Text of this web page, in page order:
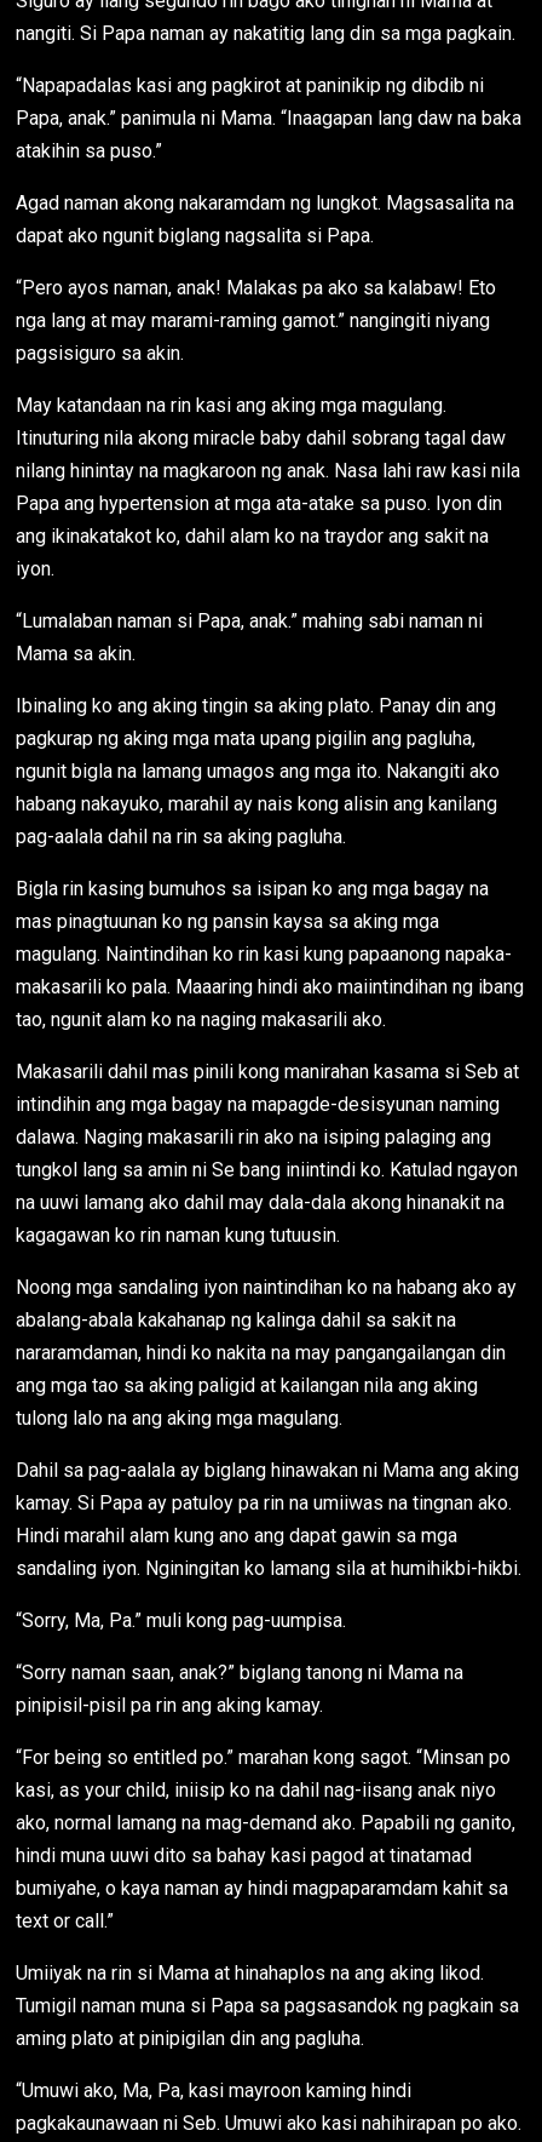
nangiti. Si Papa naman ay nakatitig lang din sa mga pagkain.
“Napapadalas kasi ang pagkirot at paninikip ng dibdib ni
Papa, anak.” panimula ni Mama. “Inaagapan lang daw na baka
atakihin sa puso.”
Agad naman akong nakaramdam ng lungkot. Magsasalita na
dapat ako ngunit biglang nagsalita si Papa.
“Pero ayos naman, anak! Malakas pa ako sa kalabaw! Eto
nga lang at may marami-raming gamot.” nangingiti niyang
pagsisiguro sa akin.
May katandaan na rin kasi ang aking mga magulang.
Itinuturing nila akong miracle baby dahil sobrang tagal daw
nilang hinintay na magkaroon ng anak. Nasa lahi raw kasi nila
Papa ang hypertension at mga ata-atake sa puso. Iyon din
ang ikinakatakot ko, dahil alam ko na traydor ang sakit na
iyon.
“Lumalaban naman si Papa, anak.” mahing sabi naman ni
Mama sa akin.
Ibinaling ko ang aking tingin sa aking plato. Panay din ang
pagkurap ng aking mga mata upang pigilin ang pagluha,
ngunit bigla na lamang umagos ang mga ito. Nakangiti ako
habang nakayuko, marahil ay nais kong alisin ang kanilang
pag-aalala dahil na rin sa aking pagluha.
Bigla rin kasing bumuhos sa isipan ko ang mga bagay na
mas pinagtuunan ko ng pansin kaysa sa aking mga
magulang. Naintindihan ko rin kasi kung papaanong napaka-
makasarili ko pala. Maaaring hindi ako maiintindihan ng ibang
tao, ngunit alam ko na naging makasarili ako.
Makasarili dahil mas pinili kong manirahan kasama si Seb at
intindihin ang mga bagay na mapagde-desisyunan naming
dalawa. Naging makasarili rin ako na isiping palaging ang
tungkol lang sa amin ni Se bang iniintindi ko. Katulad ngayon
na uuwi lamang ako dahil may dala-dala akong hinanakit na
kagagawan ko rin naman kung tutuusin.
Noong mga sandaling iyon naintindihan ko na habang ako ay
abalang-abala kakahanap ng kalinga dahil sa sakit na
nararamdaman, hindi ko nakita na may pangangailangan din
ang mga tao sa aking paligid at kailangan nila ang aking
tulong lalo na ang aking mga magulang.
Dahil sa pag-aalala ay biglang hinawakan ni Mama ang aking
kamay. Si Papa ay patuloy pa rin na umiiwas na tingnan ako.
Hindi marahil alam kung ano ang dapat gawin sa mga
sandaling iyon. Nginingitan ko lamang sila at humihikbi-hikbi.
“Sorry, Ma, Pa.” muli kong pag-uumpisa.
“Sorry naman saan, anak?” biglang tanong ni Mama na
pinipisil-pisil pa rin ang aking kamay.
“For being so entitled po.” marahan kong sagot. “Minsan po
kasi, as your child, iniisip ko na dahil nag-iisang anak niyo
ako, normal lamang na mag-demand ako. Papabili ng ganito,
hindi muna uuwi dito sa bahay kasi pagod at tinatamad
bumiyahe, o kaya naman ay hindi magpaparamdam kahit sa
text or call.”
Umiiyak na rin si Mama at hinahaplos na ang aking likod.
Tumigil naman muna si Papa sa pagsasandok ng pagkain sa
aming plato at pinipigilan din ang pagluha.
“Umuwi ako, Ma, Pa, kasi mayroon kaming hindi
pagkakaunawaan ni Seb. Umuwi ako kasi nahihirapan po ako.